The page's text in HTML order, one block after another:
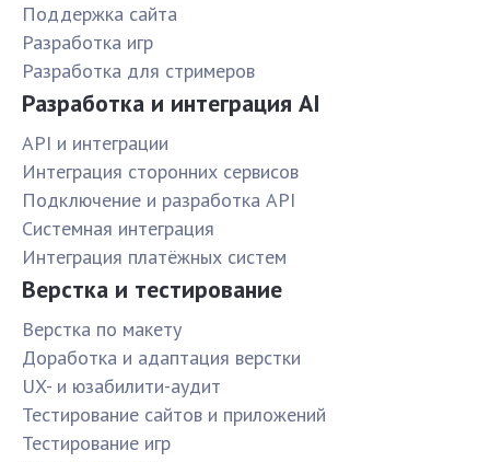
Поддержка сайта
Разработка игр
Разработка для стримеров
Разработка и интеграция AI
API и интеграции
Интеграция сторонних сервисов
Подключение и разработка API
Системная интеграция
Интеграция платёжных систем
Верстка и тестирование
Верстка по макету
Доработка и адаптация верстки
UX- и юзабилити-аудит
Тестирование сайтов и приложений
Тестирование игр